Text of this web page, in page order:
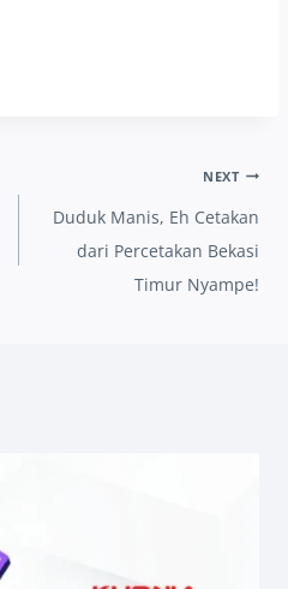
NEXT
Duduk Manis, Eh Cetakan
dari Percetakan Bekasi
Timur Nyampe!